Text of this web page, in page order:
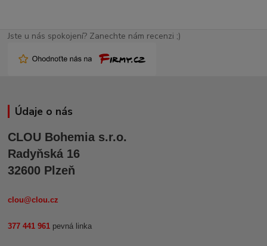
Jste u nás spokojení? Zanechte nám recenzi ;)
Údaje o nás
CLOU Bohemia s.r.o.
Radyňská 16
32600 Plzeň
clou@clou.cz
377 441 961 pevná linka